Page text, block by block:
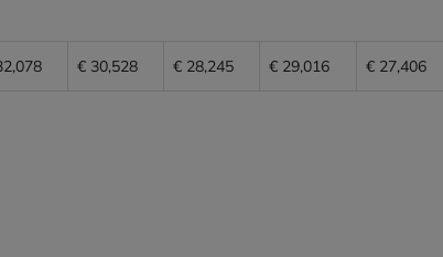
€ 30,528 € 28,245 € 29,016 € 27,406